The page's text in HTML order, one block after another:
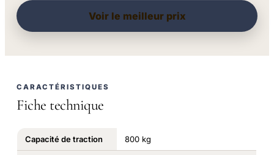
Voir le meilleur prix
CARACTÉRISTIQUES
Fiche technique
Capacité de traction 800 kg